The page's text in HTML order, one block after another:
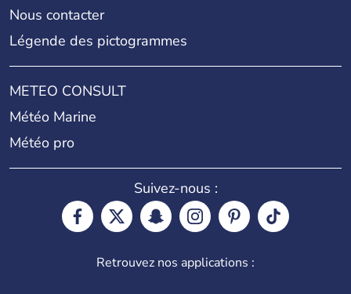
Nous contacter
Légende des pictogrammes
METEO CONSULT
Météo Marine
Météo pro
Suivez-nous :
Retrouvez nos applications :